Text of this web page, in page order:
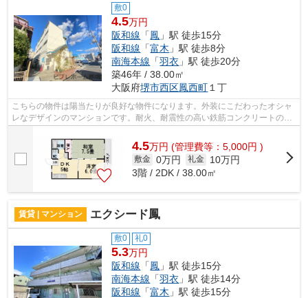
敷0
4.5万円
阪和線 「鳳 」駅 徒歩15分
阪和線 「富木 」駅 徒歩8分
南海本線 「羽衣 」駅 徒歩20分
築46年 / 38.00㎡
大阪府堺市西区鳳西町 １丁
こちらの物件は陽当たりが良好な物件になります。外装にこだわったオシャ
レなデザインのマンションです。耐火、耐震性の高い鉄筋コンクリートの建
4.5万円 (管理費等：5,000円 )
敷金 0万円 礼金
10万円
3階 / 2DK / 38.00㎡
賃貸 | マンション エクシード鳳
敷0 礼0
5.3万円
阪和線 「鳳 」駅 徒歩15分
南海本線 「羽衣 」駅 徒歩14分
阪和線 「富木 」駅 徒歩15分